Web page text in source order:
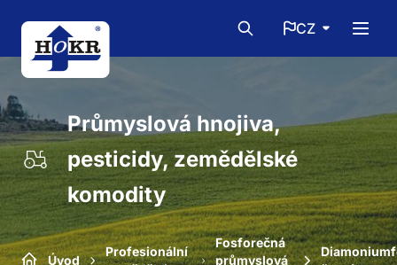
CZ
Průmyslová hnojiva,
pesticidy, zemědělské
komodity
Úvod
Profesionální
Fosforečná
průmyslová